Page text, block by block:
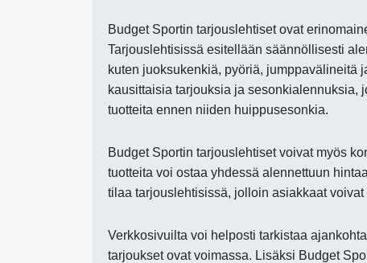
Budget Sportin tarjouslehtiset ovat
Tarjouslehtisissä esitellään säännöllisesti
kuten juoksukenkiä, pyöriä, jumppavälineitä
kausittaisia tarjouksia ja sesonkialennuksia,
tuotteita ennen niiden huippusesonkia.
Budget Sportin tarjouslehtiset voivat myös
tuotteita voi ostaa yhdessä alennettuun
tilaa tarjouslehtisissä, jolloin asiakkaat
Verkkosivuilta voi helposti tarkistaa
tarjoukset ovat voimassa. Lisäksi Budget